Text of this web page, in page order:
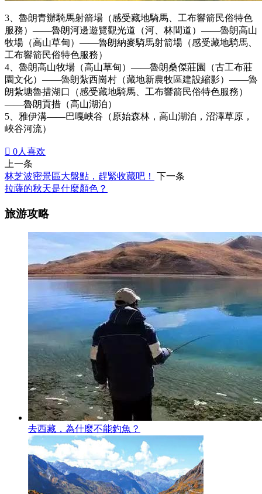
3、魯朗青辦騎馬射箭場（感受藏地騎馬、工布響箭民俗特色
服務）——魯朗河邊遊覽觀光道（河、林間道）——魯朗高山
牧場（高山草甸）——魯朗納麥騎馬射箭場（感受藏地騎馬、
工布響箭民俗特色服務）
4、魯朗高山牧場（高山草甸）——魯朗桑傑莊園（古工布莊
園文化）——魯朗紮西崗村（藏地新農牧區建設縮影）——魯
朗紮塘魯措湖口（感受藏地騎馬、工布響箭民俗特色服務）
——魯朗貢措（高山湖泊）
5、雅伊溝——巴嘎峽谷（原始森林，高山湖泊，沼澤草原，
峽谷河流）
 0人喜欢
上一条
林芝波密景區大盤點，趕緊收藏吧！
下一条
拉薩的秋天是什麼顏色？
旅游攻略
去西藏，為什麼不能釣魚？